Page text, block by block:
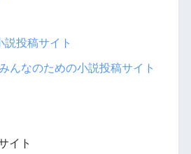
投稿サイト
んなのための小説投稿サイト
イト